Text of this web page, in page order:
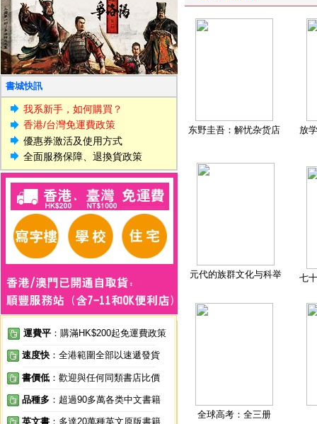
書城快訊
我系新手，如何購買？
香港/台灣免運費政策
優惠券激活及使用方式
全面服務保障、退換貨政策
運費平 ：購滿HK$200起免運費政策
速度快 ：全港範圍全部以速遞發貨
書價低 ：歡迎與任何同類書店比價
品種多 ：超過90多萬各类中文書籍
英文書 ：多達20萬種英文原版書籍
东野圭吾：解忧杂货店 放
元代的族群文化与科举 七
全球高考：全三册